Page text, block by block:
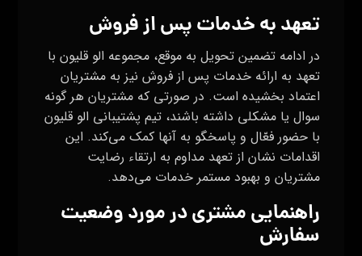
تعهد به خدمات پس از فروش
در ادامه تضمین تحویل به موقع، مجموعه الو قلیون با
تعهد به ارائه خدمات پس از فروش نیز به مشتریان
اعتماد بخشیده است. در صورتی که مشتریان هر گونه
سوال یا مشکلی داشته باشند، تیم پشتیبانی الو قلیون
با حضور فعّال و پاسخگو به آنها کمک می‌کند. این
اقدامات نشان از تعهد مداوم به ارتقاء رضایت
مشتریان و بهبود مستمر خدمات می‌دهد.
راهنمایی مشتری در مورد وضعیت
سفارش